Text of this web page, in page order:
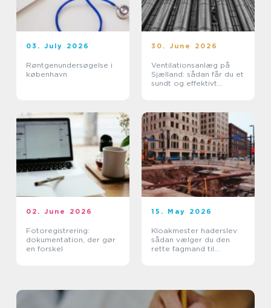
03. July 2026
Røntgenundersøgelse i
københavn
30. June 2026
Ventilationsanlæg på
Sjælland: sådan får du et
sundt og effektivt
02. June 2026
Fotoregistrering:
dokumentation, der gør
en forskel
15. May 2026
Kloakmester haderslev
sådan vælger du den
rette fagmand til